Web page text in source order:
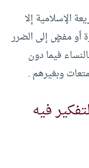
الإسلامية إلا
أو مفضٍ إلى الضرر
فيما دون
وبغيرهم .
فيه